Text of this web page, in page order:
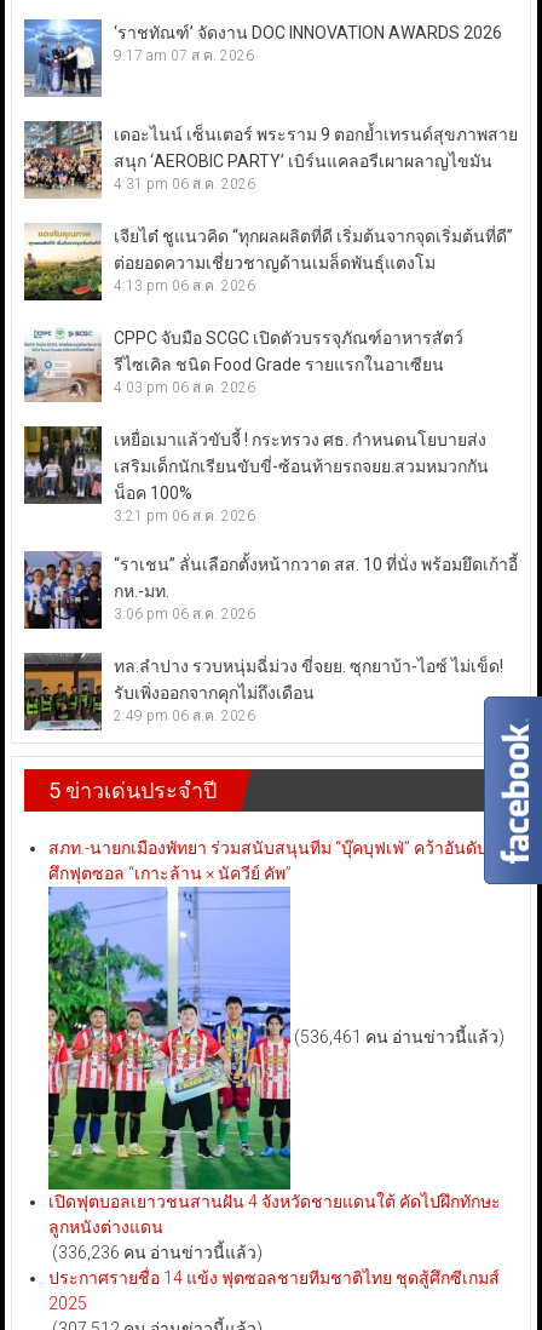
‘ราชทัณฑ์’ จัดงาน DOC INNOVATION AWARDS 2026
9:17 am 07 ส.ค. 2026
เดอะไนน์ เซ็นเตอร์ พระราม 9 ตอกย้ำเทรนด์สุขภาพสาย
สนุก ‘AEROBIC PARTY’ เบิร์นแคลอรีเผาผลาญไขมัน
4:31 pm 06 ส.ค. 2026
เจียไต๋ ชูแนวคิด “ทุกผลผลิตที่ดี เริ่มต้นจากจุดเริ่มต้นที่ดี”
ต่อยอดความเชี่ยวชาญด้านเมล็ดพันธุ์แตงโม
4:13 pm 06 ส.ค. 2026
CPPC จับมือ SCGC เปิดตัวบรรจุภัณฑ์อาหารสัตว์
รีไซเคิล ชนิด Food Grade รายแรกในอาเซียน
4:03 pm 06 ส.ค. 2026
เหยื่อเมาแล้วขับจี้ ! กระทรวง ศธ. กำหนดนโยบายส่ง
เสริมเด็กนักเรียนขับขี่-ซ้อนท้ายรถจยย.สวมหมวกกัน
น็อค 100%
3:21 pm 06 ส.ค. 2026
“ราเชน” ลั่นเลือกตั้งหน้ากวาด สส. 10 ที่นั่ง พร้อมยึดเก้าอี้
กห.-มท.
3:06 pm 06 ส.ค. 2026
ทล.ลำปาง รวบหนุ่มฉี่ม่วง ขี่จยย. ซุกยาบ้า-ไอซ์ ไม่เข็ด!
รับเพิ่งออกจากคุกไม่ถึงเดือน
2:49 pm 06 ส.ค. 2026
5 ข่าวเด่นประจำปี
สภท.-นายกเมืองพัทยา ร่วมสนับสนุนทีม “บุ๊คบุฟเฟ่” คว้าอันดับ 3
ศึกฟุตซอล “เกาะล้าน × นัควีย์ คัพ”
(536,461 คน อ่านข่าวนี้แล้ว)
เปิดฟุตบอลเยาวชนสานฝัน 4 จังหวัดชายแดนใต้ คัดไปฝึกทักษะ
ลูกหนังต่างแดน
(336,236 คน อ่านข่าวนี้แล้ว)
ประกาศรายชื่อ 14 แข้ง ฟุตซอลชายทีมชาติไทย ชุดสู้ศึกซีเกมส์
2025